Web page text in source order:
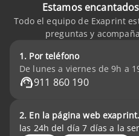
Estamos
Todo el equipo de Exaprint
preguntas y
1. Por teléfono
De lunes a viernes de 9h a
911 860 190
2. En la página web
las 24h del día 7 días a la